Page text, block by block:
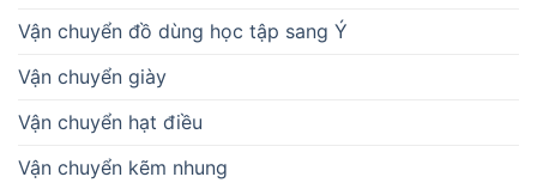
Vận chuyển đồ dùng học tập sang Ý
Vận chuyển giày
Vận chuyển hạt điều
Vận chuyển kẽm nhung